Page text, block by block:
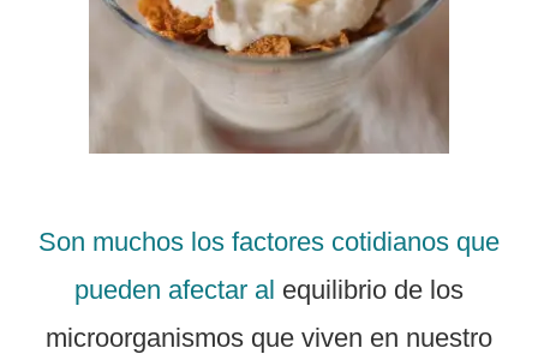
Son muchos los factores cotidianos que
pueden afectar al equilibrio de los
microorganismos que viven en nuestro